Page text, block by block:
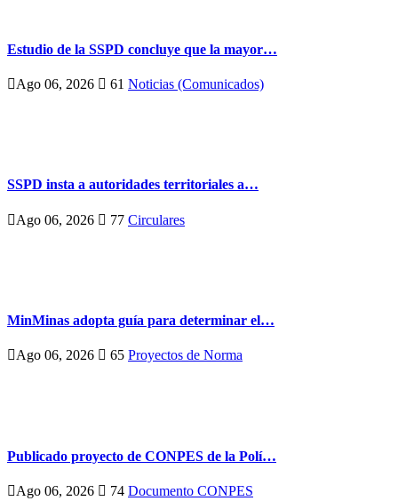
Estudio de la SSPD concluye que la mayor…
Ago 06, 2026 61 Noticias (Comunicados)
SSPD insta a autoridades territoriales a…
Ago 06, 2026 77 Circulares
MinMinas adopta guía para determinar el…
Ago 06, 2026 65 Proyectos de Norma
Publicado proyecto de CONPES de la Polí…
Ago 06, 2026 74 Documento CONPES